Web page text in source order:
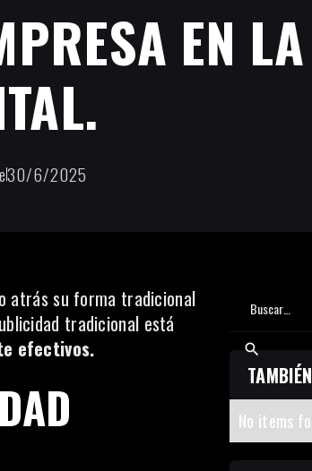
EN
30/6/2025
atrás su forma tradicional
tradicional está
efectivos.
No items